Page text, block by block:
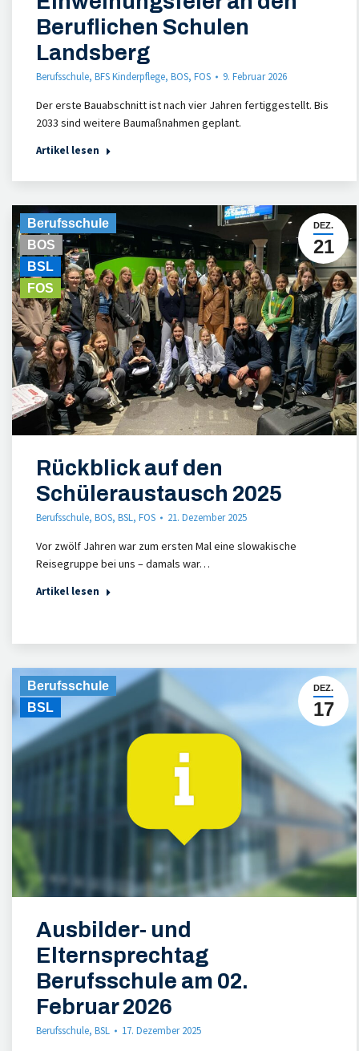
Beruflichen Schulen
Landsberg
Berufsschule, BFS Kinderpflege, BOS, FOS 9. Februar 2026
Der erste Bauabschnitt ist nach vier Jahren fertiggestellt. Bis
2033 sind weitere Baumaßnahmen geplant.
Artikel lesen
DEZ.
21
Berufsschule
BOS
BSL
FOS
Rückblick auf den
Schüleraustausch 2025
Berufsschule, BOS, BSL, FOS 21. Dezember 2025
Vor zwölf Jahren war zum ersten Mal eine slowakische
Reisegruppe bei uns – damals war…
Artikel lesen
DEZ.
17
Berufsschule
BSL
Ausbilder- und
Elternsprechtag
Berufsschule am 02.
Februar 2026
Berufsschule, BSL 17. Dezember 2025